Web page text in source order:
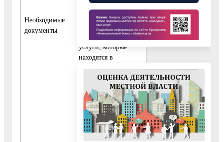
Необходимые
документы
документов,
необходимых для
предоставления
Государственной
услуги, которые
находятся в
распоряжении
органов власти,
органов местного
самоуправления или
организаций
11.1. Независимо от
категории Заявителя